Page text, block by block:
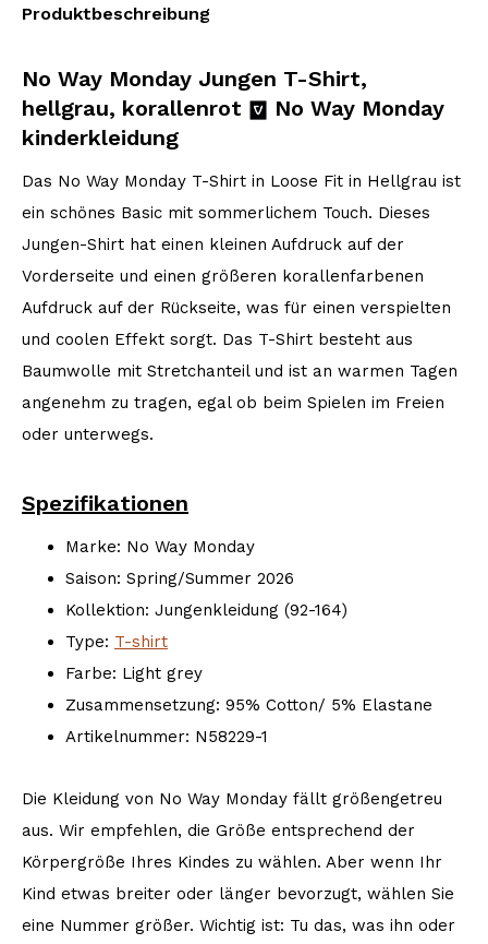
Produktbeschreibung
No Way Monday Jungen T-Shirt,
hellgrau, korallenrot
No Way Monday
kinderkleidung
Das No Way Monday T-Shirt in Loose Fit in Hellgrau ist
ein schönes Basic mit sommerlichem Touch. Dieses
Jungen-Shirt hat einen kleinen Aufdruck auf der
Vorderseite und einen größeren korallenfarbenen
Aufdruck auf der Rückseite, was für einen verspielten
und coolen Effekt sorgt. Das T-Shirt besteht aus
Baumwolle mit Stretchanteil und ist an warmen Tagen
angenehm zu tragen, egal ob beim Spielen im Freien
oder unterwegs.
Spezifikationen
Marke: No Way Monday
Saison: Spring/Summer 2026
Kollektion: Jungenkleidung (92-164)
Type: T-shirt
Farbe: Light grey
Zusammensetzung: 95% Cotton/ 5% Elastane
Artikelnummer: N58229-1
Die Kleidung von No Way Monday fällt größengetreu
aus. Wir empfehlen, die Größe entsprechend der
Körpergröße Ihres Kindes zu wählen. Aber wenn Ihr
Kind etwas breiter oder länger bevorzugt, wählen Sie
eine Nummer größer. Wichtig ist: Tu das, was ihn oder